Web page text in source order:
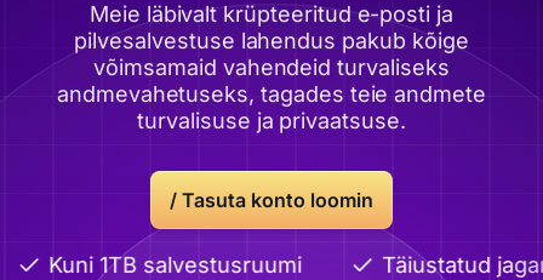
Meie läbivalt krüpteeritud e-posti ja
pilvesalvestuse lahendus pakub kõige
võimsamaid vahendeid turvaliseks
andmevahetuseks, tagades teie andmete
turvalisuse ja privaatsuse.
/ Tasuta konto loomin
Kuni 1TB salvestusruumi Täiustatud